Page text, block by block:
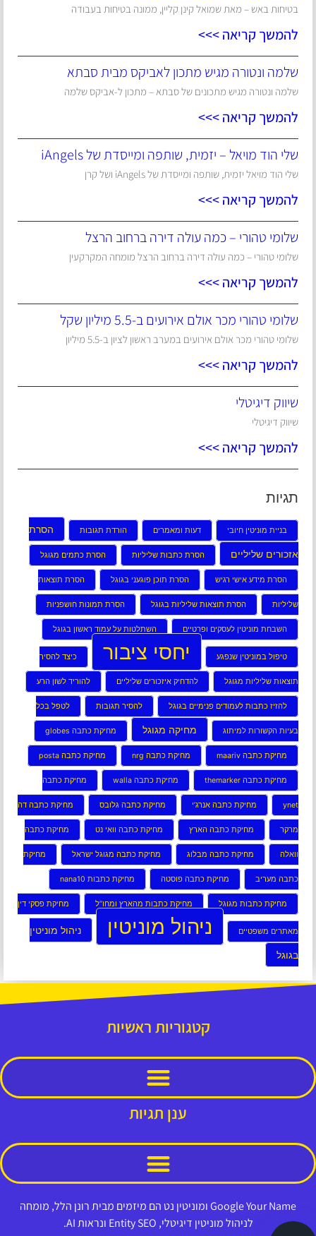
בטיחות באש – מאת שמואל קינן קליין, ממונה בטיחות בעבודה
להמשך קריאה >>>
שלמה ונטורה מגיש מתכון לאביקס מבית סבתא
שלמה ונטורה מגיש מתכונים של סבתא – מתכון ל-אביקס שלמה
להמשך קריאה >>>
שלי הוד מויאל – יזמית, שותפה ומייסדת של iAngels
שלי הוד מויאל יזמית, שותפה ומייסדת של iAngels ושל קרן
להמשך קריאה >>>
שלומי טהורי – כמה עולה דירה ברחוב הרצל
שלומי טהורי – כמה עולה דירה ברחוב הרצל מומחה המקרקעין
להמשך קריאה >>>
שלומי טהורי מכר אולם אירועים ב-5.5 מיליון שקל
שלומי טהורי מכר אולם אירועים במערב ראשון לציון ב-5.5 מיליון
להמשך קריאה >>>
שיווק דיגיטלי
שיווק דיגיטלי
להמשך קריאה >>>
תגיות
בניית מוניטין חיובי דעות ומאמרים הורדת תגובות הסרת
אזכורים שליליים הסרת כתבות שליליות הסרת כתמים מגוגל
הסרת מידע אישי רגיש הסרת תוכן פוגעני בגוגל הסרת תוצאות
שליליות הסרת תוצאות שליליות בגוגל הסרת תמונות חושפניות
השבחת מוניטין לעסקים ופרטיים השתלטות על עמוד ראשון בגוגל
טיפול במוניטין שנפגע יחסי ציבור כיצד להסיר
תוצאות שליליות מגוגל להדחיק איזכורים שליליים להוריד לשון הרע
להזיז כתבות לעמודים פנימיים בגוגל להסיר תגובות לטפל בכל
בעיות הקשורות למיתוג מחיקה מגוגל מחיקת כתבה globes
מחיקת כתבה maariv מחיקת כתבה nrg מחיקת כתבה posta
מחיקת כתבה themarker מחיקת כתבה walla מחיקת כתבה
ynet מחיקת כתבה אנרג’י מחיקת כתבה גלובס מחיקת כתבה דה
מרקר מחיקת כתבה הארץ מחיקת כתבה וואי נט מחיקת כתבה
וואלה מחיקת כתבה מבלוג מחיקת כתבה מגוגל ישראל מחיקת
כתבה מעריב מחיקת כתבה פוסטה מחיקת כתבות nana10
מחיקת כתבות מגוגל מחיקת כתבות מהארץ ומחו”ל מחיקת פסקי דין
מאתרים משפטיים ניהול מוניטין ניהול מוניטין
בגוגל
קטגוריות ראשיות
ענן תגיות
Google Your Name ומוניטין נט הם מיזמים מבית רונן הלל, מומחה
לניהול מוניטין דיגיטלי, Entity SEO ונראות AI.